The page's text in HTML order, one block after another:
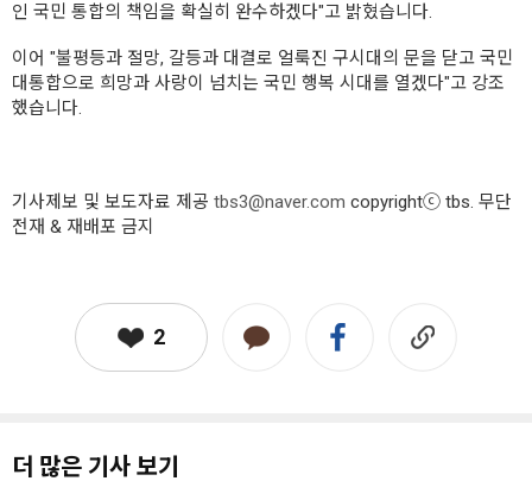
인 국민 통합의 책임을 확실히 완수하겠다"고 밝혔습니다.
이어 "불평등과 절망, 갈등과 대결로 얼룩진 구시대의 문을 닫고 국민
대통합으로 희망과 사랑이 넘치는 국민 행복 시대를 열겠다"고 강조
했습니다.
기사제보 및 보도자료 제공 tbs3@naver.com copyrightⓒ tbs. 무단
전재 & 재배포 금지
2
더 많은 기사 보기